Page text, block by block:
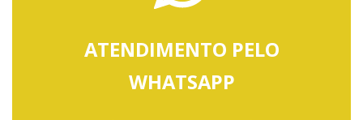
ATENDIMENTO PELO
WHATSAPP